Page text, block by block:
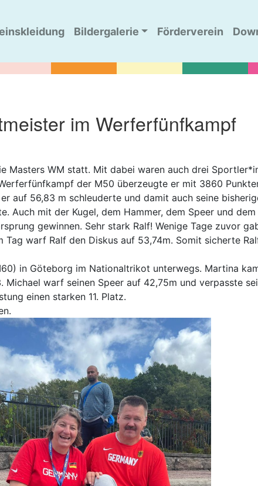
Bildergalerie Förderverein
im Werferfünfkampf
Masters WM statt. Mit dabei waren auch drei
der M50 überzeugte er mit 3860
auf 56,83 m schleuderte und damit auch seine
Auch mit der Kugel, dem Hammer, dem Speer und
gewinnen. Sehr stark Ralf! Wenige Tage zuvor
warf Ralf den Diskus auf 53,74m. Somit sicherte
in Göteborg im Nationaltrikot unterwegs. Martina
warf seinen Speer auf 42,75m und verpasste
einen starken 11. Platz.